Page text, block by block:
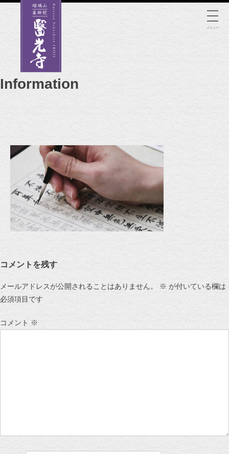
メニュー
Information
コメントを残す
メールアドレスが公開されることはありません。 ※ が付いている欄は
必須項目です
コメント ※